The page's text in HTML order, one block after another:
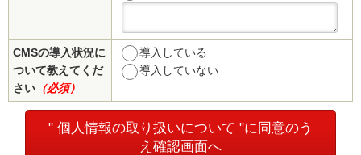
CMSの導入状況に
ついて教えてくだ
さい （必須）
導入している
導入していない
" 個人情報の取り扱いについて "に同意のう
え確認画面へ